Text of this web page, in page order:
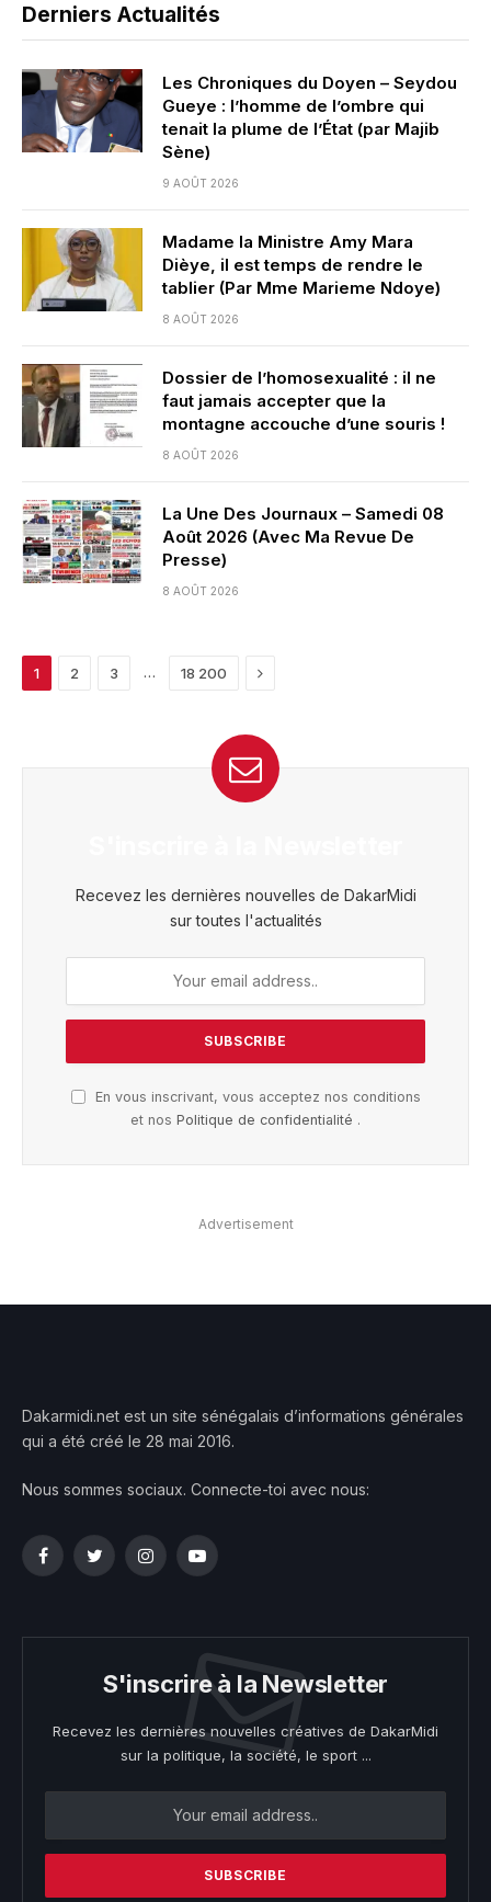
Derniers Actualités
Les Chroniques du Doyen – Seydou
Gueye : l’homme de l’ombre qui
tenait la plume de l’État (par Majib
Sène)
9 AOÛT 2026
Madame la Ministre Amy Mara
Dièye, il est temps de rendre le
tablier (Par Mme Marieme Ndoye)
8 AOÛT 2026
Dossier de l’homosexualité : il ne
faut jamais accepter que la
montagne accouche d’une souris !
8 AOÛT 2026
La Une Des Journaux – Samedi 08
Août 2026 (Avec Ma Revue De
Presse)
8 AOÛT 2026
1 2 3 … 18 200 Next
Recevez les dernières nouvelles de DakarMidi
sur toutes l'actualités
En vous inscrivant, vous acceptez nos conditions
et nos Politique de confidentialité .
Advertisement
Dakarmidi.net est un site sénégalais d’informations générales
qui a été créé le 28 mai 2016.
Nous sommes sociaux. Connecte-toi avec nous:
FacebookTwitterInstagramYouTube
S'inscrire à la Newsletter
Recevez les dernières nouvelles créatives de DakarMidi
sur la politique, la société, le sport ...